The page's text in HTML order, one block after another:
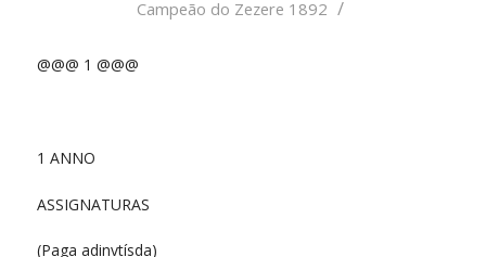
Campeão do Zezere 1892 /
@@@ 1 @@@
1 ANNO
ASSIGNATURAS
(Paga adinvtísda)